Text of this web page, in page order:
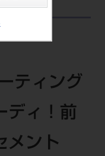
ティング
ディ！前
メント